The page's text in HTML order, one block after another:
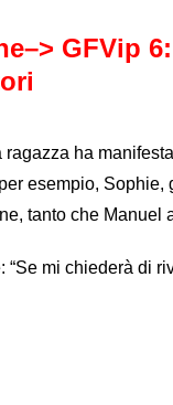
GFVip
ragazza ha
esempio,
tanto che Manuel
“Se mi chiederà di